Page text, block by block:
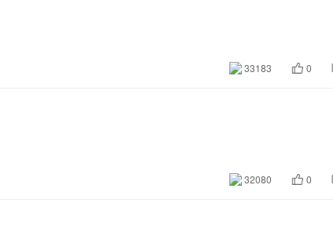
33183 0
32080 0